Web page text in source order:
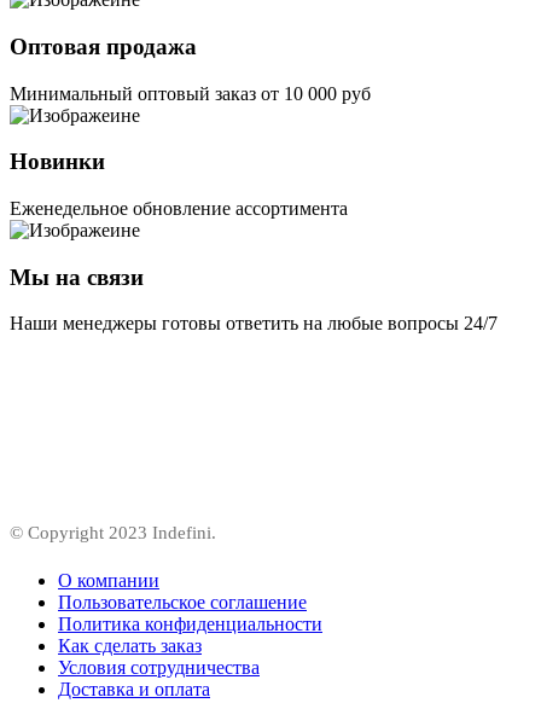
Оптовая продажа
Минимальный оптовый заказ от 10 000 руб
Новинки
Еженедельное обновление ассортимента
Мы на связи
Наши менеджеры готовы ответить на любые вопросы 24/7
© Copyright 2023 Indefini.
О компании
Пользовательское соглашение
Политика конфиденциальности
Как сделать заказ
Условия сотрудничества
Доставка и оплата